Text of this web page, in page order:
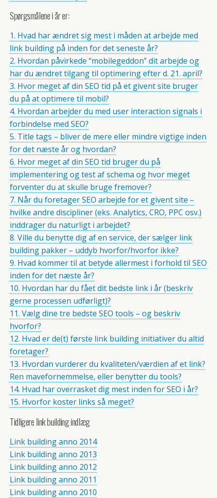
Spørgsmålene i år er:
1. Hvad har ændret sig mest i måden at arbejde med
link building på inden for det seneste år?
2. Hvordan påvirkede “mobilegeddon” dit arbejde og
har du ændret tilgang til optimering efter d. 21. april?
3. Hvor meget af din SEO tid på et givent site bruger
du på at optimere til mobil?
4. Hvordan arbejder du med user interaction signals i
forbindelse med SEO?
5. Title tags – bliver de mere eller mindre vigtige inden
for det næste år og hvordan?
6. Hvor meget af din SEO tid bruger du på
implementering og test af schema og hvor meget
forventer du at skulle bruge fremover?
7. Når du foretager SEO arbejde for et givent site –
hvilke andre discipliner (eks. Analytics, CRO, PPC osv.)
inddrager du naturligt i arbejdet?
8. Ville du benytte dig af en service, der sælger link
building pakker – uddyb hvorfor/hvorfor ikke?
9. Hvad kommer til at betyde allermest i forhold til SEO
inden for det næste år?
10. Hvordan har du fået dit bedste link i år (beskriv
gerne processen udførligt)?
11. Vælg dine tre bedste SEO tools – og beskriv
hvorfor?
12. Hvad er de(t) første link building initiativer du altid
foretager?
13. Hvordan vurderer du kvaliteten/værdien af et link?
Ren mavefornemmelse, eller benytter du tools?
14. Hvad har overrasket dig mest inden for SEO i år?
15. Hvorfor koster links så meget?
Tidligere link building indlæg
Link building anno 2014
Link building anno 2013
Link building anno 2012
Link building anno 2011
Link building anno 2010